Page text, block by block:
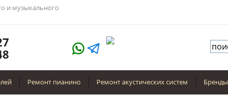
и музыкального
Ремонт пианино Ремонт акустических систем Бренды